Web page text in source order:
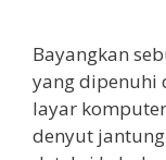
Bayangkan
yang dipenuhi
layar
denyut